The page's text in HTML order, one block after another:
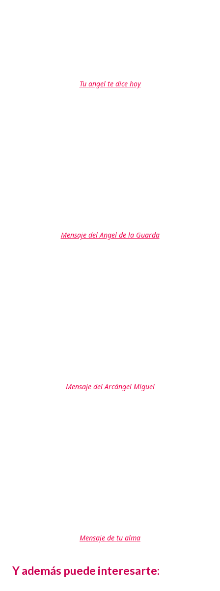
Tu angel te dice hoy
Mensaje del Angel de la Guarda
Mensaje del Arcángel Miguel
Mensaje de tu alma
Y además puede interesarte: